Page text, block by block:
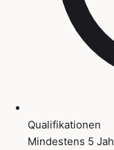
Qualifikationen
Mindestens 5